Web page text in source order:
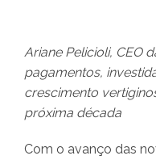
Ariane Pelicioli, CEO
pagamentos,
crescimento
próxima década
Com o avanço das